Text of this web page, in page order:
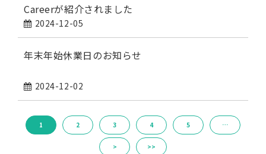
Careerが紹介されました
2024-12-05
年末年始休業日のお知らせ
2024-12-02
1 2 3 4 5 …
> >>